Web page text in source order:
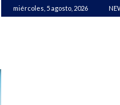
miércoles, 5 agosto, 2026